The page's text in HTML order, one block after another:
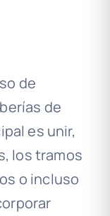
de
de
es unir,
los tramos
o incluso